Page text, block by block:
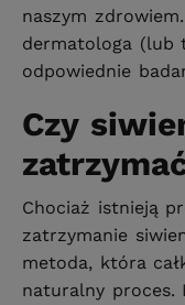
naszym
dermatologa (lub
odpowiednie
Czy
Chociaż istnieją
zatrzymanie
metoda, która
naturalny proces.